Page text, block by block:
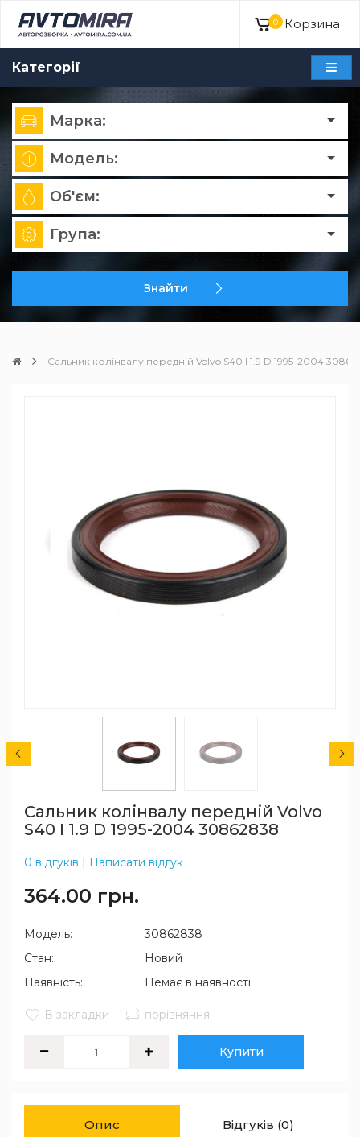
0 Корзина
Категорії
Марка:
Модель:
Об'єм:
Група:
Знайти
Сальник колінвалу передній Volvo S40 I 1.9 D 1995-2004
Сальник колінвалу передній Volvo
S40 I 1.9 D 1995-2004 30862838
0 відгуків | Написати відгук
364.00 грн.
Модель:
30862838
Стан:
Новий
Наявність:
Немає в наявності
В закладки порівняння
Купити
Опис Відгуків (0)